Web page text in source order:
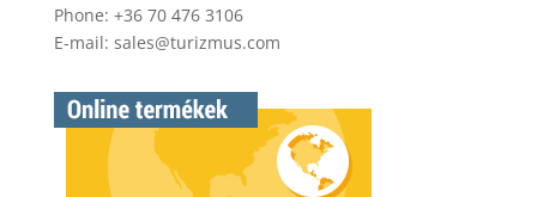
Phone: +36 70 476 3106
E-mail: sales@turizmus.com